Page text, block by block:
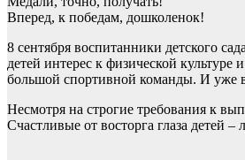
Вперед, к победам, дошколенок!
8 сентября воспитанники детского
детей интерес к физической культуре
большой спортивной команды. И уже в
Несмотря на строгие требования к
Счастливые от восторга глаза детей –